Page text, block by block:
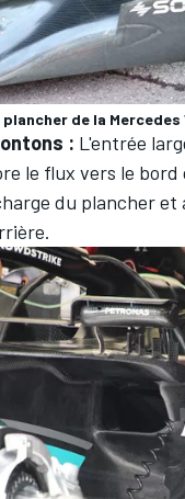
de la Mercedes
: L'entrée
le flux vers le
du plancher et